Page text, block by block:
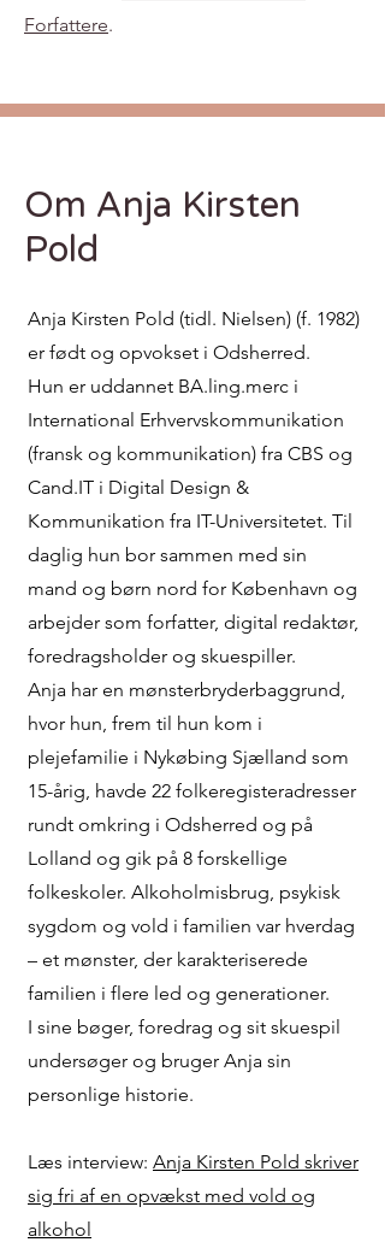
Forfattere.
Om Anja Kirsten
Pold
Anja Kirsten Pold (tidl. Nielsen) (f. 1982)
er født og opvokset i Odsherred.
Hun er uddannet BA.ling.merc i
International Erhvervskommunikation
(fransk og kommunikation) fra CBS og
Cand.IT i Digital Design &
Kommunikation fra IT-Universitetet. Til
daglig hun bor sammen med sin
mand og børn nord for København og
arbejder som forfatter, digital redaktør,
foredragsholder og skuespiller.
Anja har en mønsterbryderbaggrund,
hvor hun, frem til hun kom i
plejefamilie i Nykøbing Sjælland som
15-årig, havde 22 folkeregisteradresser
rundt omkring i Odsherred og på
Lolland og gik på 8 forskellige
folkeskoler. Alkoholmisbrug, psykisk
sygdom og vold i familien var hverdag
– et mønster, der karakteriserede
familien i flere led og generationer.
I sine bøger, foredrag og sit skuespil
undersøger og bruger Anja sin
personlige historie.
Læs interview: Anja Kirsten Pold skriver
sig fri af en opvækst med vold og
alkohol